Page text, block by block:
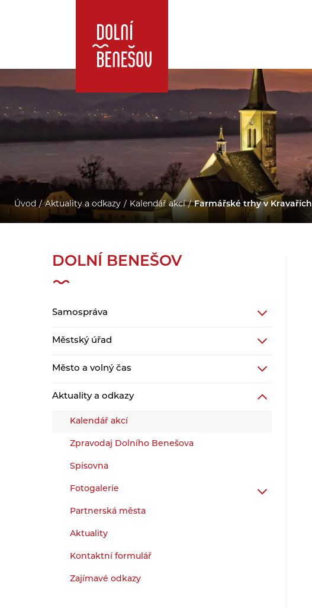
Úvod Aktuality a odkazy Kalendář akcí Farmářské trhy v Kravařích
DOLNÍ BENEŠOV
Samospráva
Městský úřad
Město a volný čas
Aktuality a odkazy
Kalendář akcí
Zpravodaj Dolního Benešova
Spisovna
Fotogalerie
Partnerská města
Aktuality
Kontaktní formulář
Zajímavé odkazy